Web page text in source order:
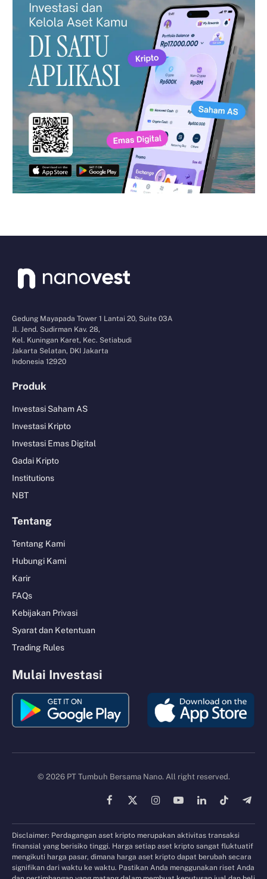
Gedung Mayapada Tower 1 Lantai 20, Suite 03A
Jl. Jend. Sudirman Kav. 28,
Kel. Kuningan Karet, Kec. Setiabudi
Jakarta Selatan, DKI Jakarta
Indonesia 12920
Produk
Investasi Saham AS
Investasi Kripto
Investasi Emas Digital
Gadai Kripto
Institutions
NBT
Tentang
Tentang Kami
Hubungi Kami
Karir
FAQs
Kebijakan Privasi
Syarat dan Ketentuan
Trading Rules
Mulai Investasi
© 2026 PT Tumbuh Bersama Nano. All right reserved.
Facebook
X
InstagramYouTubeLinkedInTikTok
Disclaimer: Perdagangan aset kripto merupakan aktivitas transaksi
finansial yang berisiko tinggi. Harga setiap aset kripto sangat fluktuatif
mengikuti harga pasar, dimana harga aset kripto dapat berubah secara
signifikan dari waktu ke waktu. Pastikan Anda menggunakan riset Anda